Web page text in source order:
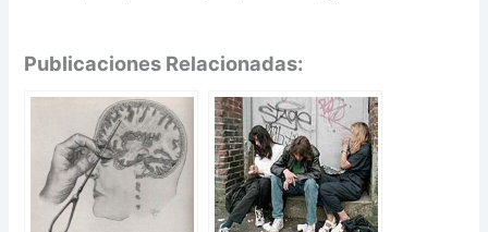
Publicaciones Relacionadas: